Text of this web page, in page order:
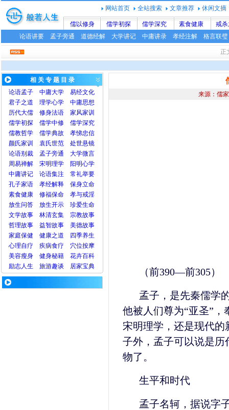
网站首页 全站搜索 文章推荐 休闲文摘
儒以修身 儒学初探 儒学深究 素食健康
戒
论语讲要
孟子旁通 道德经解 大学讲记 中庸讲录 孝经注解 格言联璧
相 关 专 题 目 录
论语孟子 中庸大学
易经文化
君子之道
理学心学
中庸思想
历代大儒
修身法语
家风家训
儒学初探
儒学中修
儒学深究
儒教哲学
儒学典故
孝悌忠信
颜氏家训
袁氏世范
处世悬镜
论语别裁
孟子旁通
大学微言
周易禅解
宋明理学
阳明心学
中庸讲记
论语集注
常礼举要
孔子家语
孝经解释
保身立命
素食健康
修福保命
孝与戒淫
放生问答
放生开示
珍爱生命
文学故事
林清玄集
宗教故事
哲理故事
益智故事
美德故事
家庭保健
健康之道
四季养生
心理自疗 疾病食疗 穴位按摩
美容瘦身 健身秘籍 花卉百科
励志人生
旅游趣谈 居家宝典
来源：儒
（前390—前305）
孟子，是先秦儒学
他被人们尊为“亚圣”
宋明理学，还是现代
子外，孟子可以说是
物了。
生平和时代
孟子名轲，据说字